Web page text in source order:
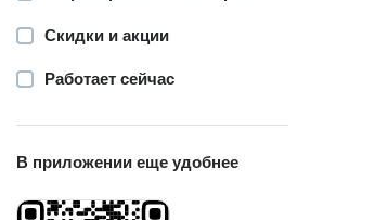
Скидки и акции
Работает сейчас
В приложении еще удобнее